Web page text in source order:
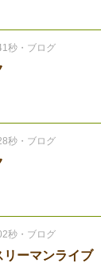
秒 ・ ブログ
秒 ・ ブログ
秒 ・ ブログ
ーマンライブ